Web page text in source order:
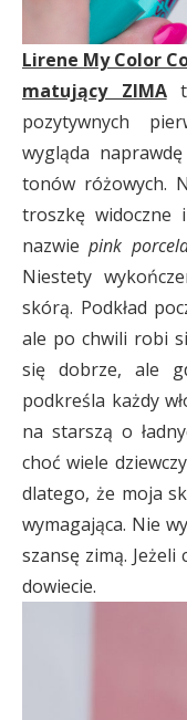
Lirene My Color
matujący ZIMA
pozytywnych
wygląda
tonów różowych.
troszkę widoczne
nazwiepink
Niestety
skórą. Podkład
ale po chwili robi
się dobrze, ale
podkreśla każdy
na starszą o
choć wiele
dlatego, że moja
wymagająca. Nie
szansę zimą.
dowiecie.